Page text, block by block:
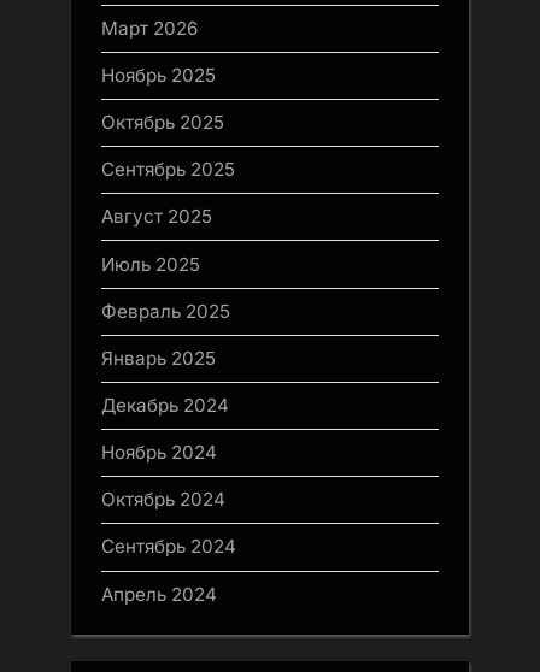
Март 2026
Ноябрь 2025
Октябрь 2025
Сентябрь 2025
Август 2025
Июль 2025
Февраль 2025
Январь 2025
Декабрь 2024
Ноябрь 2024
Октябрь 2024
Сентябрь 2024
Апрель 2024